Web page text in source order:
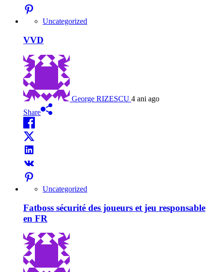
Uncategorized
VVD
George RIZESCU 4 ani ago
Share
Uncategorized
Fatboss sécurité des joueurs et jeu responsable
en FR